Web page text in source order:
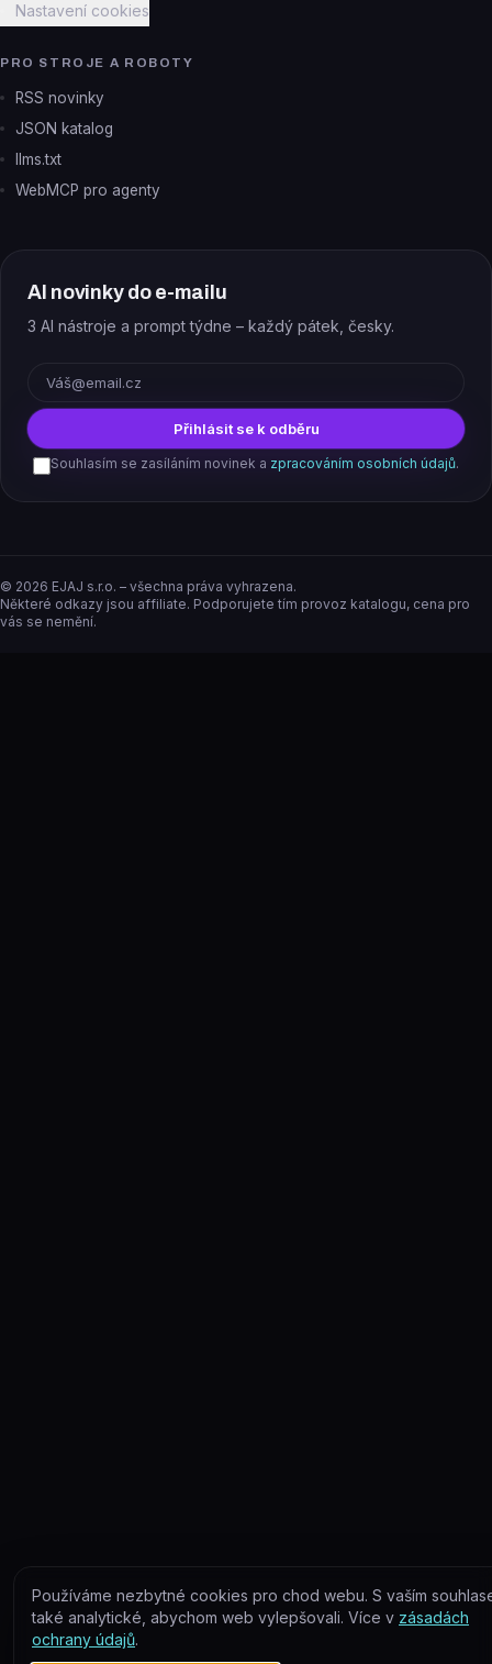
Nastavení cookies
PRO STROJE A ROBOTY
RSS novinky
JSON katalog
llms.txt
WebMCP pro agenty
AI novinky do e-mailu
3 AI nástroje a prompt týdne – každý pátek, česky.
Přihlásit se k odběru
Souhlasím se zasíláním novinek a zpracováním osobních údajů.
© 2026 EJAJ s.r.o. – všechna práva vyhrazena.
Některé odkazy jsou affiliate. Podporujete tím provoz katalogu, cena pro
vás se nemění.
Používáme nezbytné cookies pro chod webu. S vaším
také analytické, abychom web vylepšovali. Více v zásadách
ochrany údajů.